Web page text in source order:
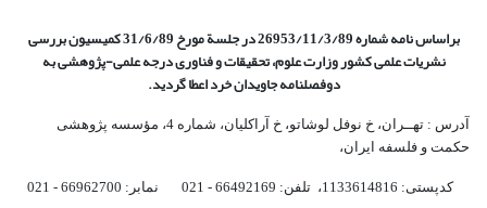
براساس نامه شماره 26953/11/3/89 در جلسة مورخ 31/6/89 کمیسیون
بررسی
نشریات علمی کشور وزارت علوم، تحقیقات و فناوری درجه علمی‌-پژوهشیبه
دوفصلنامه جاویدان خرد اعطا گردید.
آدرس : تهــران، خ نوفل لوشاتو، خ آراکلیان، شماره 4،‌ مؤسسه پژوهشی
حکمت و فلسفه ایران،‌
کدپستی: 1133614816، تلفن: 66492169 - 021 نمابر: 66962700 - 021